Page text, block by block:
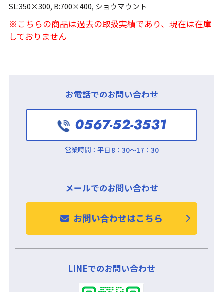
SL:350×300, B:700×400, ショウマウント
※こちらの商品は過去の取扱実績であり、現在は在庫
しておりません
お電話でのお問い合わせ
0567-52-3531
営業時間： 平日 8：30～17：30
メールでのお問い合わせ
お問い合わせはこちら
LINEでのお問い合わせ